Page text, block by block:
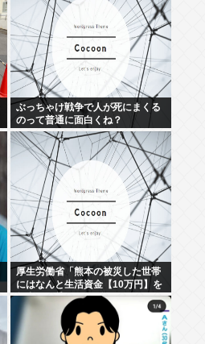
ぶっちゃけ戦争で人が死にまくる
のって普通に面白くね？
厚生労働省「熊本の被災した世帯
にはなんと生活資金【10万円】を
無利子で貸してあげます」